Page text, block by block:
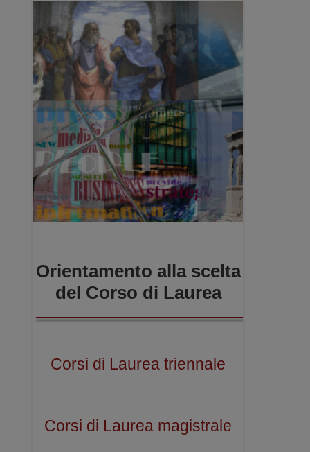
Orientamento alla scelta
del Corso di Laurea
Corsi di Laurea triennale
Corsi di Laurea magistrale